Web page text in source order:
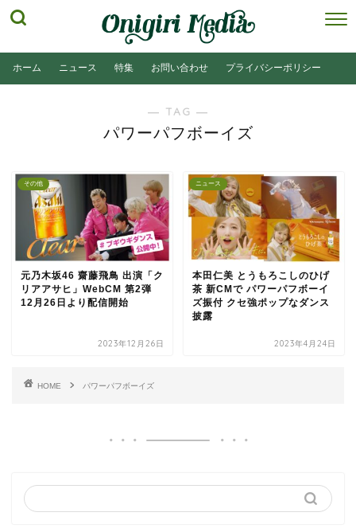
ホーム ニュース 特集 お問い合わせ プライバシーポリシー
― TAG ―
パワーパフボーイズ
その他
元乃木坂46 齋藤飛鳥 出演「ク
リアアサヒ」WebCM 第2弾
12月26日より配信開始
2023年12月26日
ニュース
本田仁美 とうもろこしのひげ
茶 新CMで パワーパフボーイ
ズ振付 クセ強ポップなダンス
披露
2023年4月24日
HOME パワーパフボーイズ